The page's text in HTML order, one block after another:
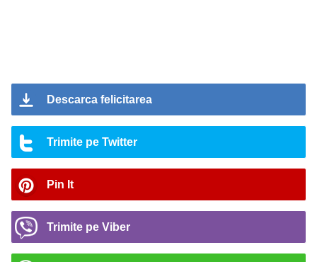
Descarca felicitarea
Trimite pe Twitter
Pin It
Trimite pe Viber